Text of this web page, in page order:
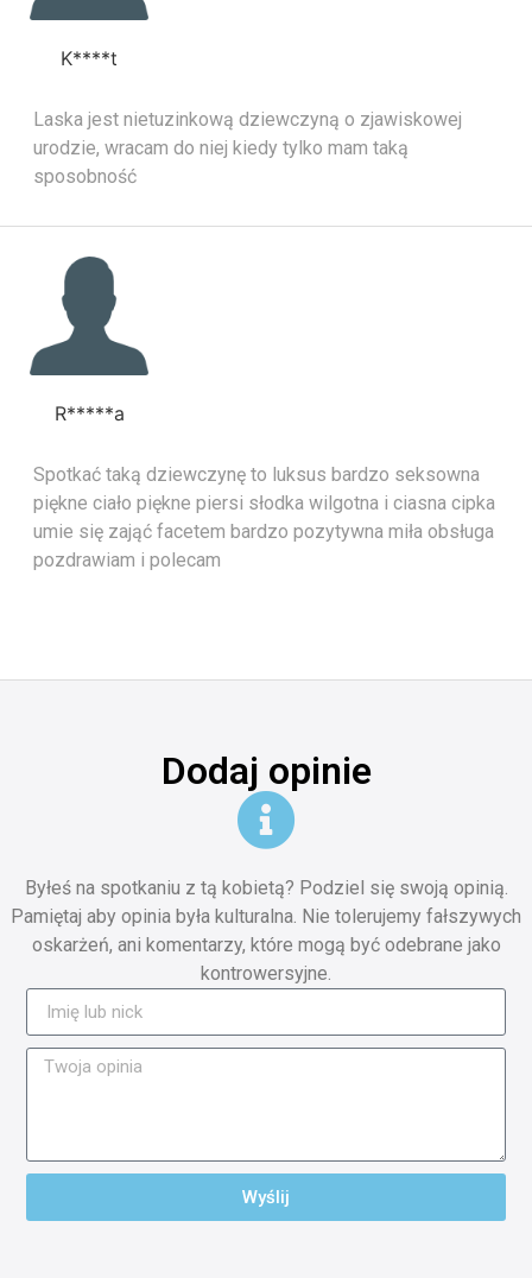
K****t
Laska jest nietuzinkową dziewczyną o zjawiskowej
urodzie, wracam do niej kiedy tylko mam taką
sposobność
R*****a
Spotkać taką dziewczynę to luksus bardzo seksowna
piękne ciało piękne piersi słodka wilgotna i ciasna cipka
umie się zająć facetem bardzo pozytywna miła obsługa
pozdrawiam i polecam
Dodaj opinie
Byłeś na spotkaniu z tą kobietą? Podziel się swoją opinią.
Pamiętaj aby opinia była kulturalna. Nie tolerujemy fałszywych
oskarżeń, ani komentarzy, które mogą być odebrane jako
kontrowersyjne.
Wyślij